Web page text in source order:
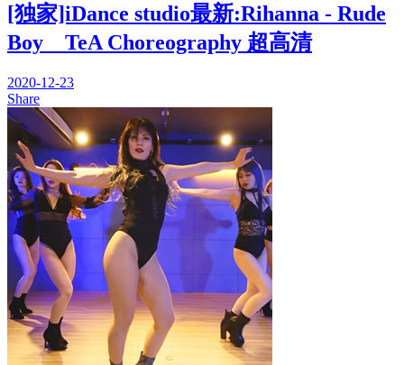
[独家]iDance studio最新:Rihanna - Rude
Boy _ TeA Choreography 超高清
2020-12-23
Share